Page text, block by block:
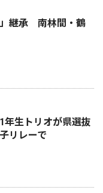
継承 南林間・鶴
生トリオが県選抜
リレーで